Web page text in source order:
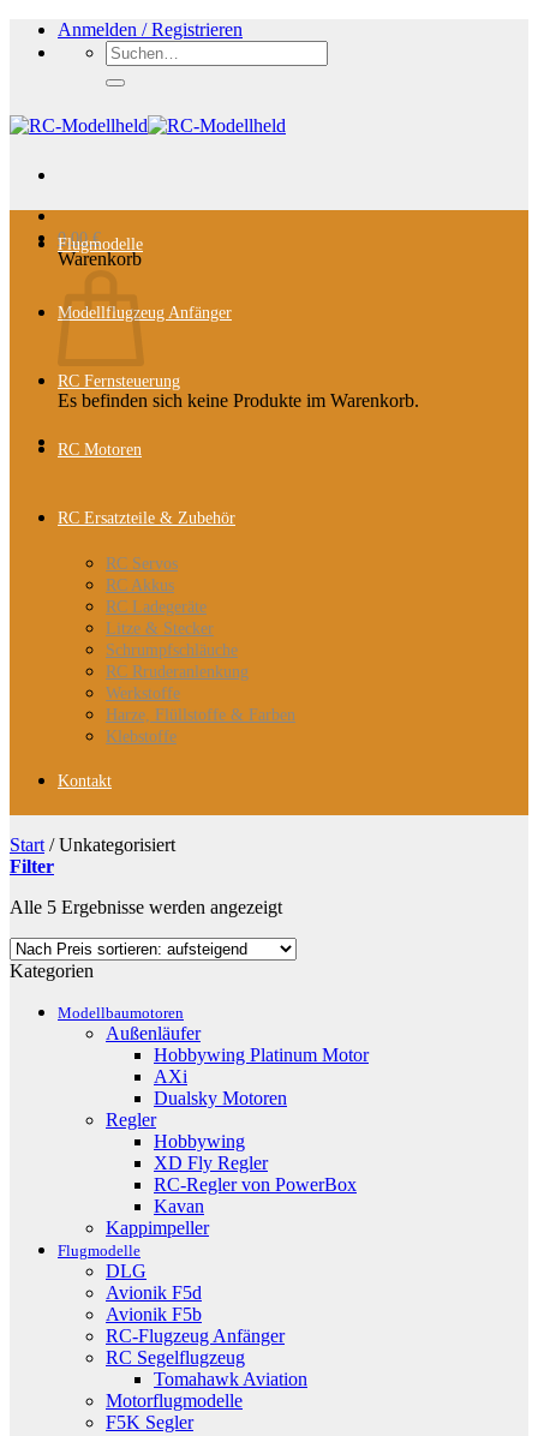
Zum
Inhalt
Anmelden / Registrieren
Suchen
nach:
0,00€
Warenkorb
Es befinden sich keine Produkte im Warenkorb.
Flugmodelle
Modellflugzeug Anfänger
RC Fernsteuerung
RC Motoren
RC Ersatzteile & Zubehör
RC Servos
RC Akkus
RC Ladegeräte
Litze & Stecker
Schrumpfschläuche
RC Rruderanlenkung
Werkstoffe
Harze, Flüllstoffe & Farben
Klebstoffe
Kontakt
Start /Unkategorisiert
Filter
Alle 5 Ergebnisse werden angezeigtNach
sortiert:
Kategorien
Modellbaumotoren
Außenläufer
Hobbywing Platinum Motor
AXi
Dualsky Motoren
Regler
Hobbywing
XD Fly Regler
RC-Regler von PowerBox
Kavan
Kappimpeller
Flugmodelle
DLG
Avionik F5d
Avionik F5b
RC-Flugzeug Anfänger
RC Segelflugzeug
Tomahawk Aviation
Motorflugmodelle
F5K Segler